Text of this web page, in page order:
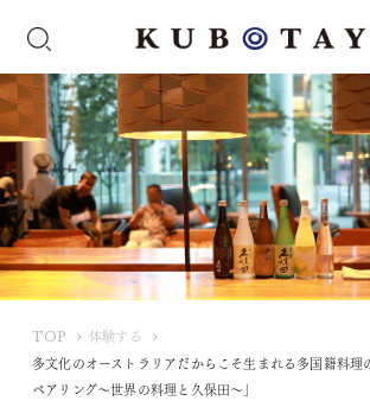
TOP
U
B
体験する
多文化のオーストラリアだからこそ生まれる多国籍料理
ペアリング～世界の料理と久保田～」